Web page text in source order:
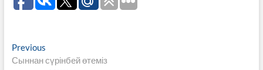
Навигация
PreviousPrevious
post:
Сыннан сүрінбей өтеміз